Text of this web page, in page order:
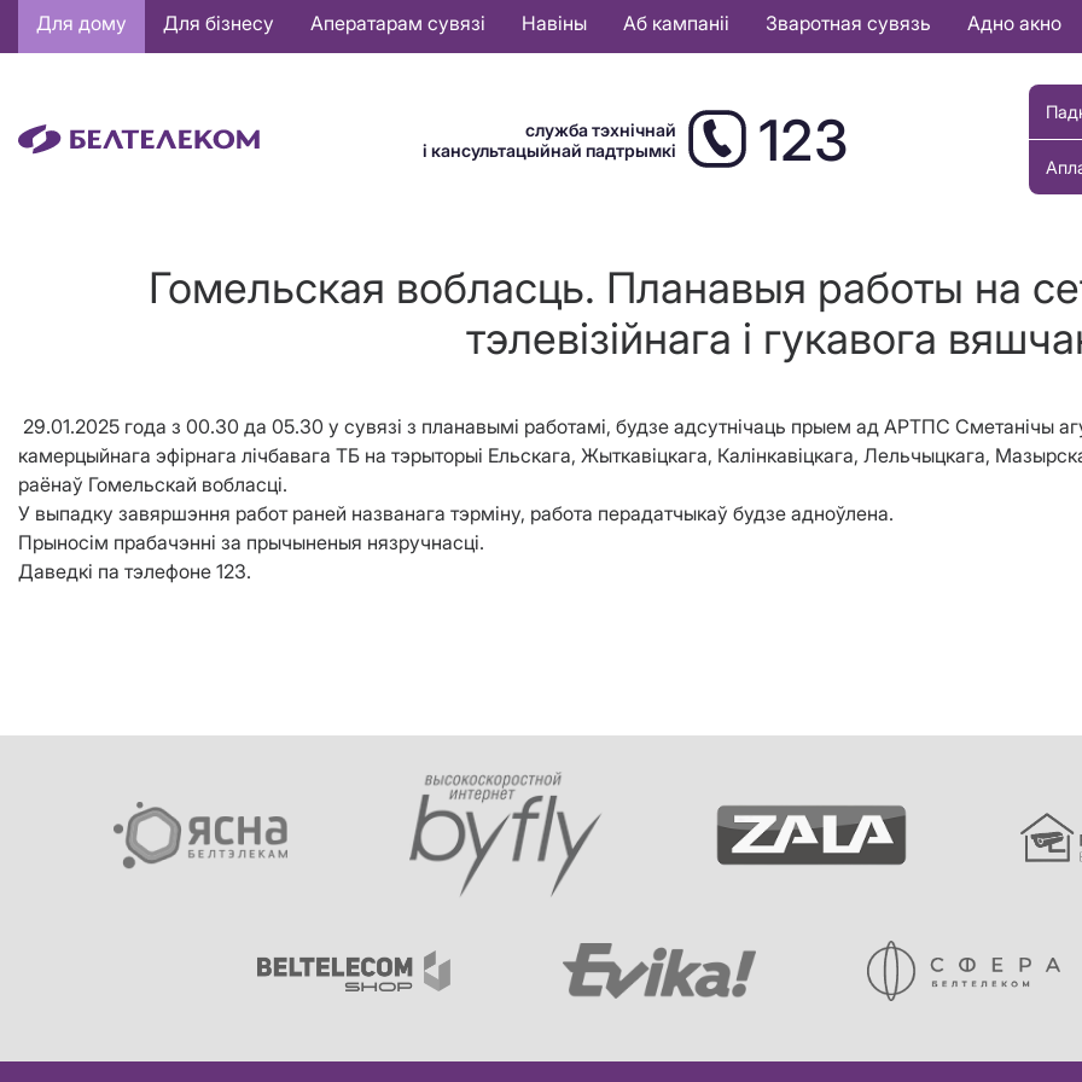
Основная
навигация
Для дому Для бізнесу Аператарам сувязі Навіны Аб кампаніі Зваротная сувязь Адно акно
служба тэхнічнай
і кансультацыйнай падтрымкі
123
Гомельская вобласць. Планавыя работы на
тэлевізійнага і гукавога
29.01.2025 года з 00.30 да 05.30 у сувязі з планавымі работамі, будзе адсутнічаць прыем ад АРТПС Сметанічы
камерцыйнага эфірнага лічбавага ТБ на тэрыторыі Ельскага, Жыткавіцкага, Калінкавіцкага, Лельчыцкага,
раёнаў Гомельскай вобласці.
У выпадку завяршэння работ раней названага тэрміну, работа перадатчыкаў будзе адноўлена.
Прыносім прабачэнні за прычыненыя нязручнасці.
Даведкі па тэлефоне 123.